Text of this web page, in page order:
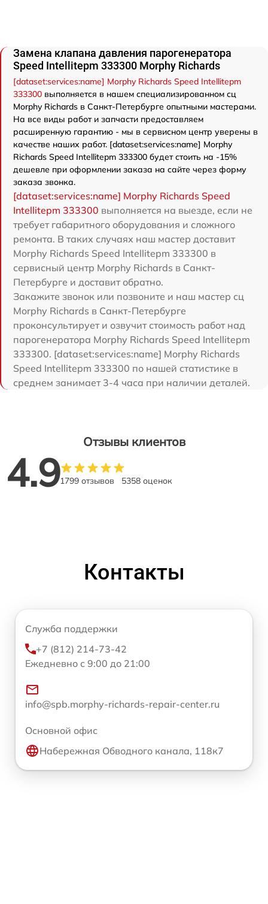
Замена клапана давления парогенератора
Speed Intellitepm 333300 Morphy Richards
[dataset:services:name] Morphy Richards Speed Intellitepm
333300 выполняется в нашем специализированном сц
Morphy Richards в Санкт-Петербурге опытными мастерами.
На все виды работ и запчасти предоставляем
расширенную гарантию - мы в сервисном центр уверены в
качестве наших работ. [dataset:services:name] Morphy
Richards Speed Intellitepm 333300 будет стоить на -15%
дешевле при оформлении заказа на сайте через форму
заказа звонка.
[dataset:services:name] Morphy Richards Speed
Intellitepm 333300 выполняется на выезде, если не
требует габаритного оборудования и сложного
ремонта. В таких случаях наш мастер доставит
Morphy Richards Speed Intellitepm 333300 в
сервисный центр Morphy Richards в Санкт-
Петербурге и доставит обратно.
Закажите звонок или позвоните и наш мастер сц
Morphy Richards в Санкт-Петербурге
проконсультирует и озвучит стоимость работ над
парогенератора Morphy Richards Speed Intellitepm
333300. [dataset:services:name] Morphy Richards
Speed Intellitepm 333300 по нашей статистике в
среднем занимает 3-4 часа при наличии деталей.
Отзывы клиентов
4.91799 отзывов 5358 оценок
Контакты
Служба поддержки
+7 (812) 214-73-42
Ежедневно с 9:00 до 21:00
info@spb.morphy-richards-repair-center.ru
Основной офис
Набережная Обводного канала, 118к7